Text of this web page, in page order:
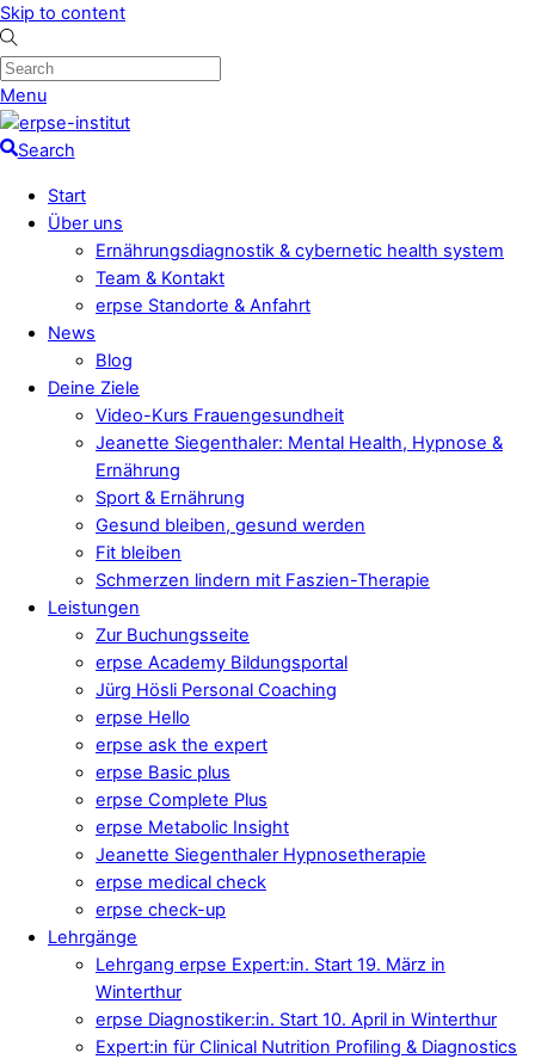
Skip to content
Menu
Search
Start
Über uns
Ernährungsdiagnostik & cybernetic health system
Team & Kontakt
erpse Standorte & Anfahrt
News
Blog
Deine Ziele
Video-Kurs Frauengesundheit
Jeanette Siegenthaler: Mental Health, Hypnose &
Ernährung
Sport & Ernährung
Gesund bleiben, gesund werden
Fit bleiben
Schmerzen lindern mit Faszien-Therapie
Leistungen
Zur Buchungsseite
erpse Academy Bildungsportal
Jürg Hösli Personal Coaching
erpse Hello
erpse ask the expert
erpse Basic plus
erpse Complete Plus
erpse Metabolic Insight
Jeanette Siegenthaler Hypnosetherapie
erpse medical check
erpse check-up
Lehrgänge
Lehrgang erpse Expert:in. Start 19. März in
Winterthur
erpse Diagnostiker:in. Start 10. April in Winterthur
Expert:in für Clinical Nutrition Profiling & Diagnostics